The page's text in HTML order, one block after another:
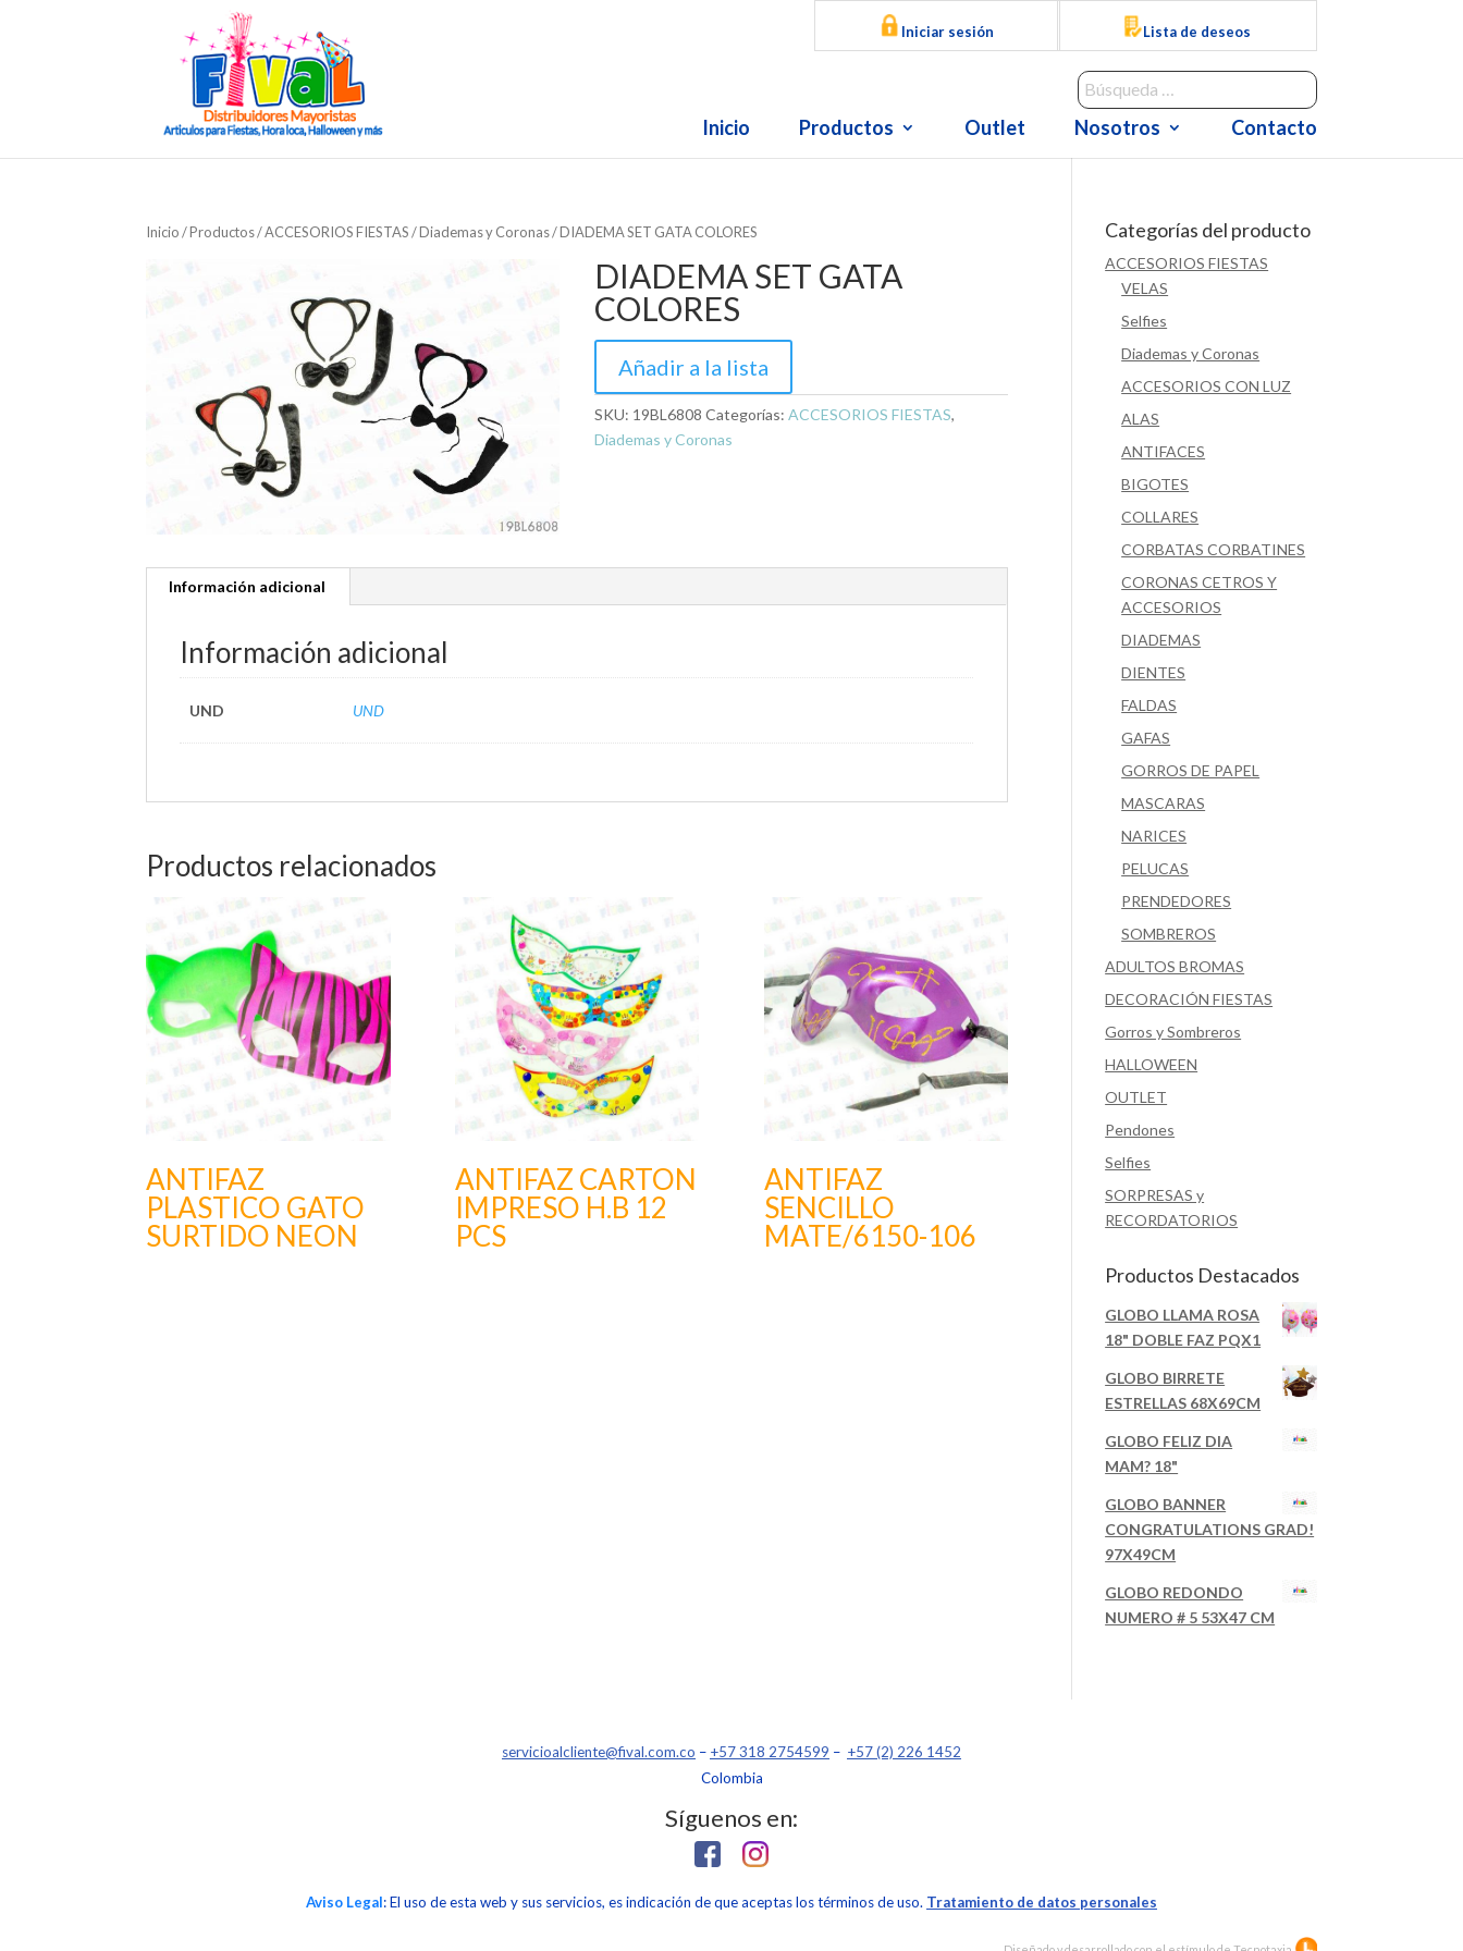
Iniciar sesión Lista de deseos
Inicio Productos Outlet Nosotros Contacto
Inicio/Productos/ACCESORIOS FIESTAS/Diademas y Coronas/ DIADEMA SET GATA COLORES
DIADEMA SET GATA
COLORES
Añadir a la lista
SKU: 19BL6808 Categorías:ACCESORIOS FIESTAS,
Diademas y Coronas
Información adicional
Información adicional
UND UND
Productos relacionados
ANTIFAZ
PLASTICO GATO
SURTIDO NEON
ANTIFAZ CARTON
IMPRESO H.B 12
PCS
ANTIFAZ
SENCILLO
MATE/6150-106
Categorías del producto
ACCESORIOS FIESTAS
VELAS
Selfies
Diademas y Coronas
ACCESORIOS CON LUZ
ALAS
ANTIFACES
BIGOTES
COLLARES
CORBATAS CORBATINES
CORONAS CETROS Y
ACCESORIOS
DIADEMAS
DIENTES
FALDAS
GAFAS
GORROS DE PAPEL
MASCARAS
NARICES
PELUCAS
PRENDEDORES
SOMBREROS
ADULTOS BROMAS
DECORACIÓN FIESTAS
Gorros y Sombreros
HALLOWEEN
OUTLET
Pendones
Selfies
SORPRESAS y
RECORDATORIOS
Productos Destacados
GLOBO LLAMA ROSA
18" DOBLE FAZ PQX1
GLOBO BIRRETE
ESTRELLAS 68X69CM
GLOBO FELIZ DIA
MAM? 18"
GLOBO BANNER
CONGRATULATIONS GRAD!
97X49CM
GLOBO REDONDO
NUMERO # 5 53X47 CM
servicioalcliente@fival.com.co – +57 318 2754599 – +57 (2) 226 1452
Colombia
Síguenos en:
Aviso Legal: El uso de esta web y sus servicios, es indicación de que aceptas los términos de uso. Tratamiento de datos personales